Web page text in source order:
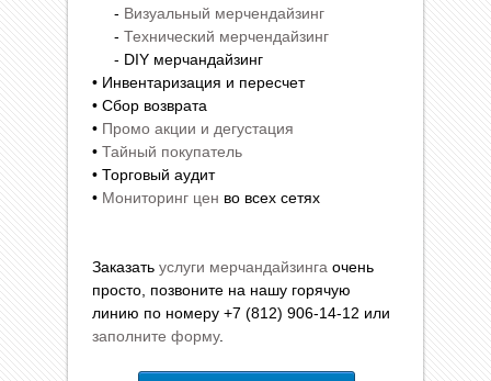
- Визуальный мерчендайзинг
- Технический мерчендайзинг
- DIY мерчандайзинг
• Инвентаризация и пересчет
• Сбор возврата
• Промо акции и дегустация
• Тайный покупатель
• Торговый аудит
• Мониторинг цен во всех сетях
Заказать услуги мерчандайзинга очень
просто, позвоните на нашу горячую
линию по номеру +7 (812) 906-14-12 или
заполните форму.